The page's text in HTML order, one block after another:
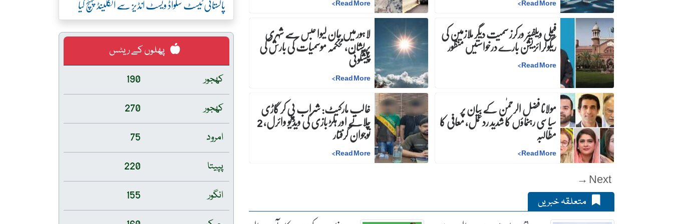
فیملی ویلفیئر ورکرز سمیت دیگر ملازمین کی
ریگولرائزیشن بارے درخواستیں منظور
Read More
>
لاہورمیں جان لیوا حبس سے شہری
پریشان، محکمہ موسمیات کی بارش کی
پیشگوئی
Read More
>
مولانا فضل الرحمٰن کے بیان پر
سیاسی رہنماؤں کا شدید ردعمل، معافی کا
مطالبہ
Read More
>
غالب مارکیٹ: شراب پی کر گاڑیچلانے اور ہلڑ بازی کی ویڈیو وائرل، 2 نوجوان گرفتار
Read More
>
Next →
متعلقہ خبریں
پھلوں کے ریٹس
کھجور
190
کھجور
270
امرود
75
پپیتا
220
انگور
155